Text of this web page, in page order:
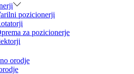
pozicionerji
za pozicionerje
orodje